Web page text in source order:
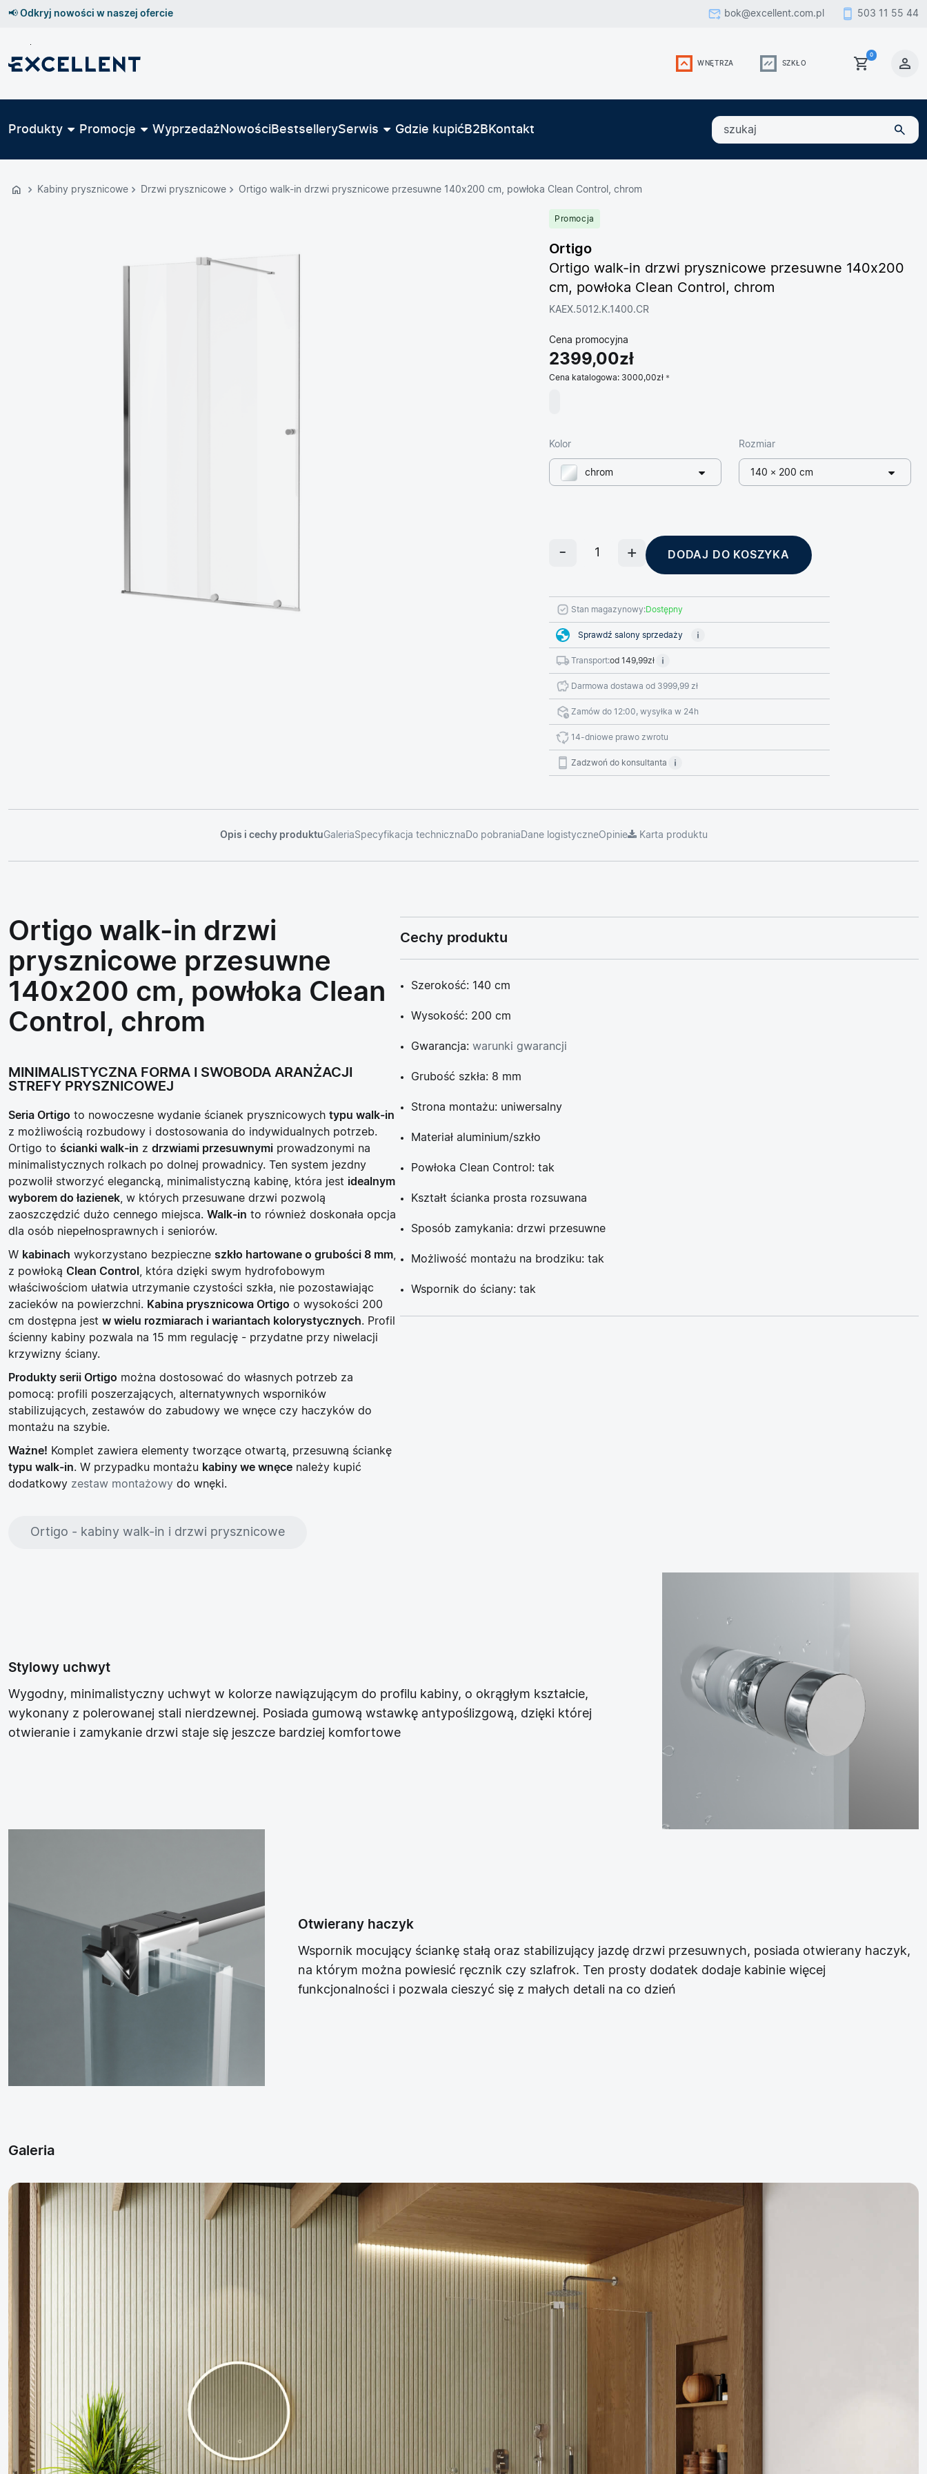
Przejdź
GŁÓWNEJ
📢 Odkryj nowości w naszej ofercie bok@excellent.com.pl 503 11 55 44
WNĘTRZA SZKŁO
0
Produkty Promocje Wyprzedaż NowościBestsellerySerwis Gdzie kupićB2B Kontakt
szukaj
Kabiny prysznicowe Drzwi prysznicowe Ortigo walk-in drzwi prysznicowe przesuwne 140x200 cm, powłoka Clean Control, chrom
Promocja
Ortigo
Ortigo walk-in drzwi prysznicowe przesuwne 140x200
cm, powłoka Clean Control, chrom
KAEX.5012.K.1400.CR
Cena promocyjna
2399,00zł
Cena katalogowa: 3000,00zł
Kolor
chrom
Rozmiar
140 × 200 cm
DODAJ DO KOSZYKA
Stan magazynowy:Dostępny
Sprawdź salony sprzedaży
Transport:od 149,99zł
Darmowa dostawa od 3999,99 zł
Zamów do 12:00, wysyłka w 24h
14-dniowe prawo zwrotu
Zadzwoń do konsultanta
Opis i cechy produktuGaleriaSpecyfikacja techniczna Do pobrania Dane logistyczneOpinie Karta produktu
Ortigo walk-in drzwi
prysznicowe przesuwne
140x200 cm, powłoka Clean
Control, chrom
MINIMALISTYCZNA FORMA I SWOBODA ARANŻACJI
STREFY PRYSZNICOWEJ
Seria Ortigo to nowoczesne wydanie ścianek prysznicowych typu walk-in
z możliwością rozbudowy i dostosowania do indywidualnych potrzeb.
Ortigo to ścianki walk-in z drzwiami przesuwnymi prowadzonymi na
minimalistycznych rolkach po dolnej prowadnicy. Ten system jezdny
pozwolił stworzyć elegancką, minimalistyczną kabinę, która jest idealnym
wyborem do łazienek , w których przesuwane drzwi pozwolą
zaoszczędzić dużo cennego miejsca. Walk-in to również doskonała opcja
dla osób niepełnosprawnych i seniorów.
W kabinach wykorzystano bezpieczne szkło hartowane o grubości 8 mm
z powłoką Clean Control
, która dzięki swym hydrofobowym
właściwościom ułatwia utrzymanie czystości szkła, nie pozostawiając
zacieków na powierzchni. Kabina prysznicowa Ortigo o wysokości 200
cm dostępna jest w wielu rozmiarach i wariantach kolorystycznych. Profil
ścienny kabiny pozwala na 15 mm regulację - przydatne przy niwelacji
krzywizny ściany.
Produkty serii Ortigo można dostosować do własnych potrzeb za
pomocą: profili poszerzających, alternatywnych wsporników
stabilizujących, zestawów do zabudowy we wnęce czy haczyków do
montażu na szybie.
Ważne! Komplet zawiera elementy tworzące otwartą, przesuwną ściankę
typu walk-in. W przypadku montażu kabiny we wnęce należy kupić
dodatkowy zestaw montażowy do wnęki.
Cechy produktu
Szerokość: 140 cm
Wysokość: 200 cm
Gwarancja: warunki gwarancji
Grubość szkła: 8 mm
Strona montażu: uniwersalny
Materiał aluminium/szkło
Powłoka Clean Control: tak
Kształt ścianka prosta rozsuwana
Sposób zamykania: drzwi przesuwne
Możliwość montażu na brodziku: tak
Wspornik do ściany: tak
Ortigo - kabiny walk-in i drzwi prysznicowe
Stylowy uchwyt
Wygodny, minimalistyczny uchwyt w kolorze nawiązującym do profilu kabiny, o okrągłym kształcie,
wykonany z polerowanej stali nierdzewnej. Posiada gumową wstawkę antypoślizgową, dzięki której
otwieranie i zamykanie drzwi staje się jeszcze bardziej komfortowe
Otwierany haczyk
Wspornik mocujący ściankę stałą oraz stabilizujący jazdę drzwi przesuwnych, posiada otwierany haczyk,
na którym można powiesić ręcznik czy szlafrok. Ten prosty dodatek dodaje kabinie więcej
funkcjonalności i pozwala cieszyć się z małych detali na co dzień
Galeria